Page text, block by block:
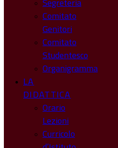
Segreteria
Comitato
Genitori
Comitato
Studentesco
Organigramma
LA
DIDATTICA
Orario
Lezioni
Curricolo